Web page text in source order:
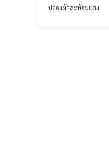
ปล่องผ้าสะท้อนแสง